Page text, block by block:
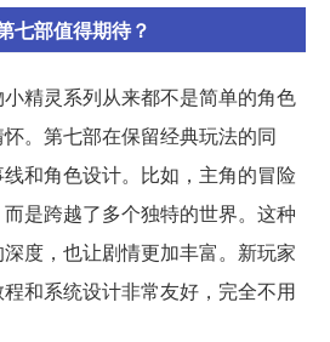
七部值得期待？
精灵系列从来都不是简单的角色
。第七部在保留经典玩法的同
和角色设计。比如，主角的冒险
是跨越了多个独特的世界。这种
度，也让剧情更加丰富。新玩家
和系统设计非常友好，完全不用